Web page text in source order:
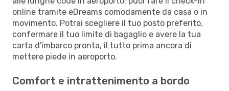
online tramite eDreams comodamente da casa o in
movimento. Potrai scegliere il tuo posto preferito,
confermare il tuo limite di bagaglio e avere la tua
carta d'imbarco pronta, il tutto prima ancora di
mettere piede in aeroporto.
Comfort e intrattenimento a bordo